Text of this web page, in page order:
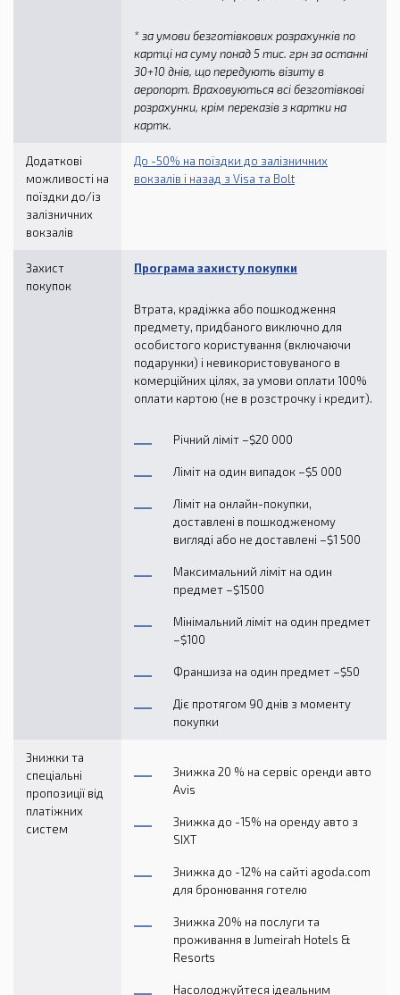
* за умови безготівкових розрахунків по
картці на суму понад 5 тис. грн за останні
30+10 днів, що передують візиту в
аеропорт. Враховуються всі безготівкові
розрахунки, крім переказів з картки на
картк.
Додаткові
можливості на
поїздки до/із
залізничних
вокзалів
До -50% на поїздки до залізничних
вокзалів і назад з Visa та Bolt
Захист
покупок
Програма захисту покупки
Втрата, крадіжка або пошкодження
предмету, придбаного виключно для
особистого користування (включаючи
подарунки) і невикористовуваного в
комерційних цілях, за умови оплати 100%
оплати картою (не в розстрочку і кредит).
Річний ліміт –$20 000
Ліміт на один випадок –$5 000
Ліміт на онлайн-покупки,
доставленi в пошкодженому
вигляді або не доставлені –$1 500
Максимальний ліміт на один
предмет –$1500
Мінімальний ліміт на один предмет
–$100
Франшиза на один предмет –$50
Діє протягом 90 днів з моменту
покупки
Знижки та
спеціальні
пропозиції від
платіжних
систем
Знижка 20 % на сервіс оренди авто
Avis
Знижка до -15% на оренду авто з
SIXT
Знижка до -12% на сайті agoda.com
для бронювання готелю
Знижка 20% на послуги та
проживання в Jumeirah Hotels &
Resorts
Насолоджуйтеся ідеальним